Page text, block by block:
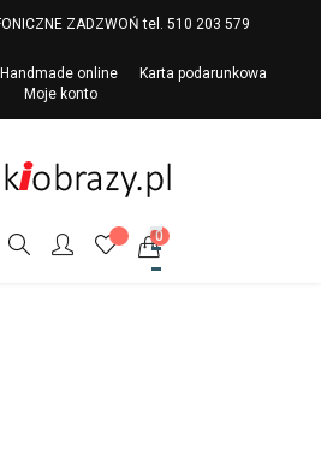
ZADZWOŃ tel. 510 203 579
online
Karta podarunkowa
Moje konto
0